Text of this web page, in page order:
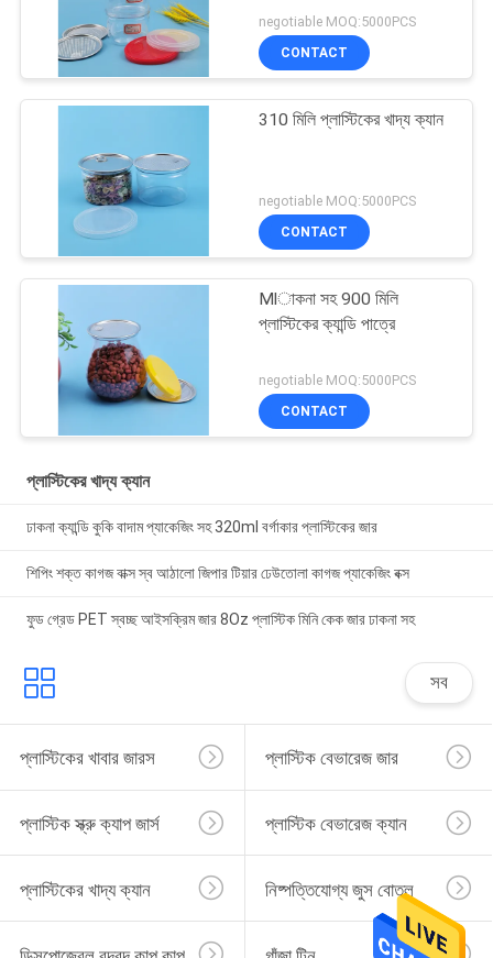
negotiable MOQ:5000PCS
CONTACT
310 মিলি প্লাস্টিকের খাদ্য ক্যান
negotiable MOQ:5000PCS
CONTACT
Mlাকনা সহ 900 মিলি
প্লাস্টিকের ক্যান্ডি পাত্রে
negotiable MOQ:5000PCS
CONTACT
প্লাস্টিকের খাদ্য ক্যান
ঢাকনা ক্যান্ডি কুকি বাদাম প্যাকেজিং সহ 320ml বর্গাকার প্লাস্টিকের জার
শিপিং শক্ত কাগজ বাক্স স্ব আঠালো জিপার টিয়ার ঢেউতোলা কাগজ প্যাকেজিং বক্স
ফুড গ্রেড PET স্বচ্ছ আইসক্রিম জার 8Oz প্লাস্টিক মিনি কেক জার ঢাকনা সহ
সব
প্লাস্টিকের খাবার জারস প্লাস্টিক বেভারেজ জার
প্লাস্টিক স্ক্রু ক্যাপ জার্স প্লাস্টিক বেভারেজ ক্যান
প্লাস্টিকের খাদ্য ক্যান নিষ্পত্তিযোগ্য জুস বোতল